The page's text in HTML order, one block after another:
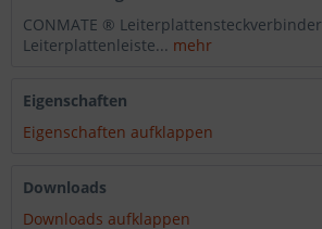
CONMATE ®
Leiterplattenleiste... mehr
Eigenschaften
Eigenschaften aufklappen
Downloads
Downloads aufklappen